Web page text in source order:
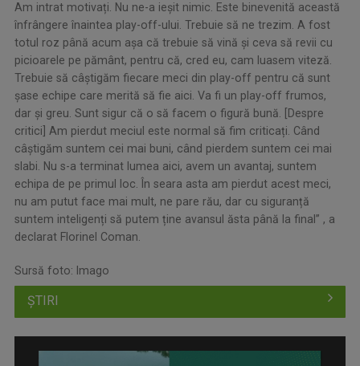
Am intrat motivați. Nu ne-a ieșit nimic. Este binevenită această
înfrângere înaintea play-off-ului. Trebuie să ne trezim. A fost
totul roz până acum așa că trebuie să vină și ceva să revii cu
picioarele pe pământ, pentru că, cred eu, cam luasem viteză.
Trebuie să câștigăm fiecare meci din play-off pentru că sunt
șase echipe care merită să fie aici. Va fi un play-off frumos,
dar și greu. Sunt sigur că o să facem o figură bună. [Despre
critici] Am pierdut meciul este normal să fim criticați. Când
câștigăm suntem cei mai buni, când pierdem suntem cei mai
slabi. Nu s-a terminat lumea aici, avem un avantaj, suntem
echipa de pe primul loc. În seara asta am pierdut acest meci,
nu am putut face mai mult, ne pare rău, dar cu siguranță
suntem inteligenți să putem ține avansul ăsta până la final” , a
declarat Florinel Coman.
Sursă foto: Imago
ȘTIRI